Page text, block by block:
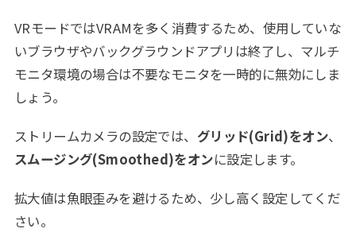
VRモードではVRAMを多く消費するため、使用していな
いブラウザやバックグラウンドアプリは終了し、マルチ
モニタ環境の場合は不要なモニタを一時的に無効にしま
しょう。
ストリームカメラの設定では、 グリッド(Grid)をオン、
スムージング(Smoothed)をオンに設定します。
拡大値は魚眼歪みを避けるため、少し高く設定してくだ
さい。